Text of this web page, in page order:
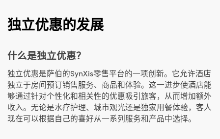
独立优惠的发展
什么是独立优惠？
独立优惠是萨伯的SynXis零售平台的一项创新。它允许酒店
独立于房间预订销售服务、商品和体验。这一进步使酒店能
够通过针对个性化和相关性的优惠吸引旅客，从而增加额外
收入。无论是水疗护理、城市观光还是独家用餐体验，客人
现在可以根据自己的喜好从一系列服务和产品中选择。